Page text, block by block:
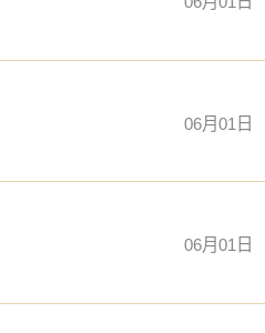
06月01日
06月01日